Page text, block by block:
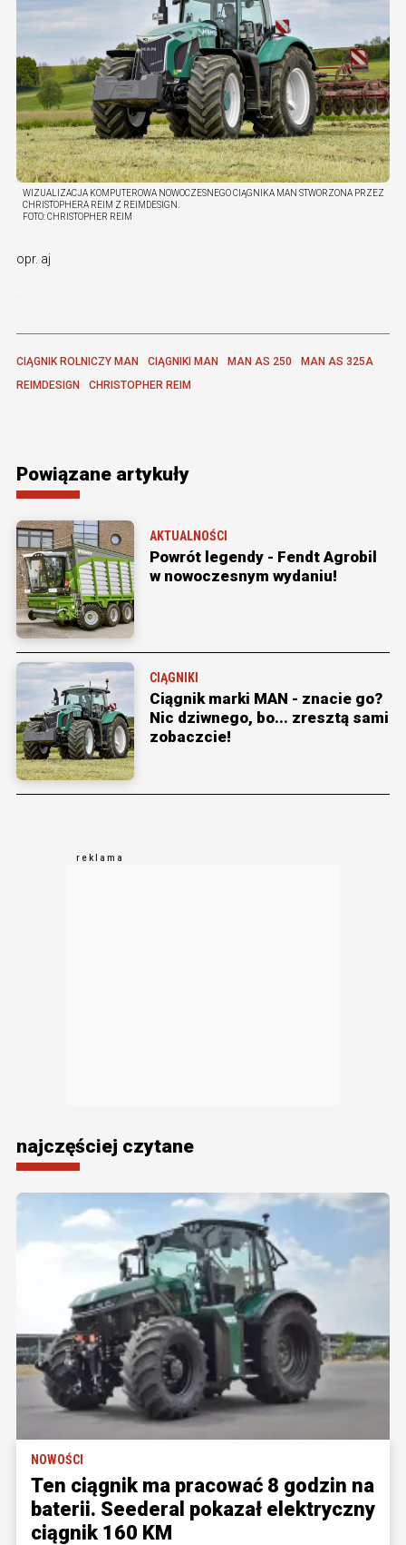
WIZUALIZACJA KOMPUTEROWA NOWOCZESNEGO CIĄGNIKA MAN STWORZONA PRZEZ
CHRISTOPHERA REIM Z REIMDESIGN.
FOTO:CHRISTOPHER REIM
opr. aj
CIĄGNIK ROLNICZY MAN CIĄGNIKI MAN MAN AS 250
MAN AS 325A
REIMDESIGN
CHRISTOPHER REIM
Powiązane artykuły
AKTUALNOŚCI
Powrót legendy - Fendt Agrobil
w nowoczesnym wydaniu!
CIĄGNIKI
Ciągnik marki MAN - znacie go?
Nic dziwnego, bo... zresztą sami
zobaczcie!
najczęściej czytane
NOWOŚCI
Ten ciągnik ma pracować 8 godzin na
baterii. Seederal pokazał elektryczny
ciągnik 160 KM